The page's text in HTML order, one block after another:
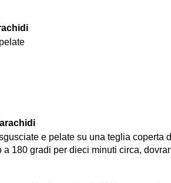
e pelate su una teglia coperta
180 gradi per dieci minuti circa,